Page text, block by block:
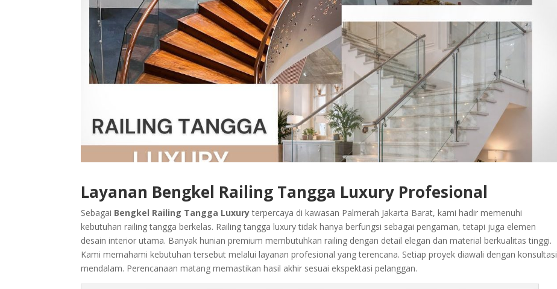
Layanan Bengkel Railing Tangga Luxury Profesional
Sebagai Bengkel Railing Tangga Luxuryterpercaya di kawasan Palmerah Jakarta Barat, kami hadir memenuhi
kebutuhan railing tangga berkelas. Railing tangga luxury tidak hanya berfungsi sebagai pengaman, tetapi juga elemen
desain interior utama. Banyak hunian premium membutuhkan railing dengan detail elegan dan material berkualitas tinggi.
Kami memahami kebutuhan tersebut melalui layanan profesional yang terencana. Setiap proyek diawali dengan konsultasi
mendalam. Perencanaan matang memastikan hasil akhir sesuai ekspektasi pelanggan.